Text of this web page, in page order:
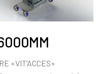
«VIT’ACCES»